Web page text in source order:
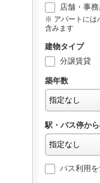
店舗・事
アパートには
含みます
建物タイプ
分譲賃貸
築年数
駅・バス停か
バス利用を